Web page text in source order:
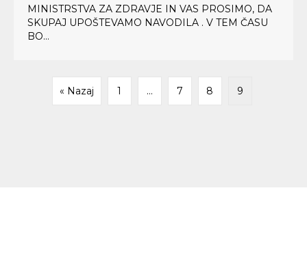
MINISTRSTVA ZA ZDRAVJE IN VAS PROSIMO, DA
SKUPAJ UPOŠTEVAMO NAVODILA . V TEM ČASU
BO...
« Nazaj 1 … 7 8 9